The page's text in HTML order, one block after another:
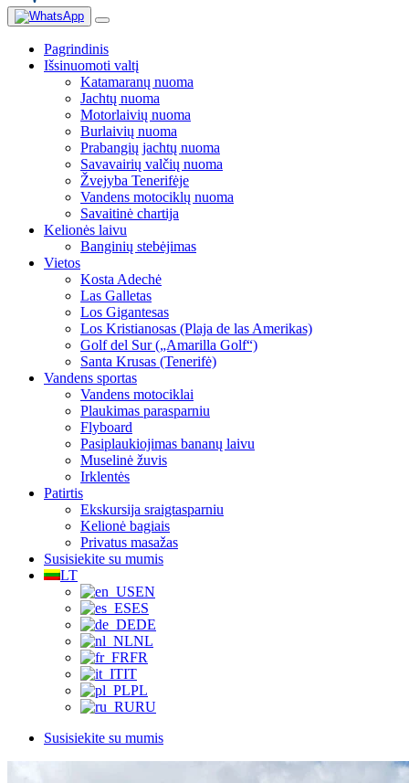
Pagrindinis
Išsinuomoti valtį
Katamaranų nuoma
Jachtų nuoma
Motorlaivių nuoma
Burlaivių nuoma
Prabangių jachtų nuoma
Savavairių valčių nuoma
Žvejyba Tenerifėje
Vandens motociklų nuoma
Savaitinė chartija
Kelionės laivu
Banginių stebėjimas
Vietos
Kosta Adechė
Las Galletas
Los Gigantesas
Los Kristianosas (Plaja de las Amerikas)
Golf del Sur („Amarilla Golf“)
Santa Krusas (Tenerifė)
Vandens sportas
Vandens motociklai
Plaukimas parasparniu
Flyboard
Pasiplaukiojimas bananų laivu
Muselinė žuvis
Irklentės
Patirtis
Ekskursija sraigtasparniu
Kelionė bagiais
Privatus masažas
Susisiekite su mumis
LT
EN
ES
DE
NL
FR
IT
PL
RU
Susisiekite su mumis